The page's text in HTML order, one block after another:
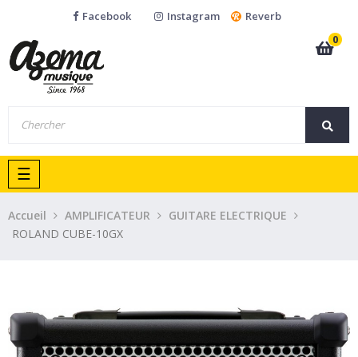
Facebook Instagram
Reverb
0
Basculer
la
navigation
☰
Accueil AMPLIFICATEUR
GUITARE ELECTRIQUE
ROLAND CUBE-10GX